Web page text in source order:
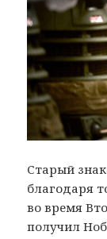
Старый
благодаря
во время
получил